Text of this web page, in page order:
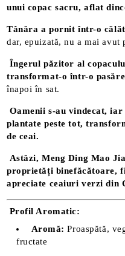
unui copac sacru, aflat
Tânăra a pornit într-o
dar, epuizată, nu a mai avut
Îngerul păzitor al
transformat-o într-o pasăre
înapoi în sat.
Oamenii s-au vindecat,
plantate peste tot,
de ceai.
Astăzi, Meng Ding Mao
proprietăți binefăcătoare,
apreciate ceaiuri verzi din
Profil Aromatic:
Aromă: Proaspătă,
fructate